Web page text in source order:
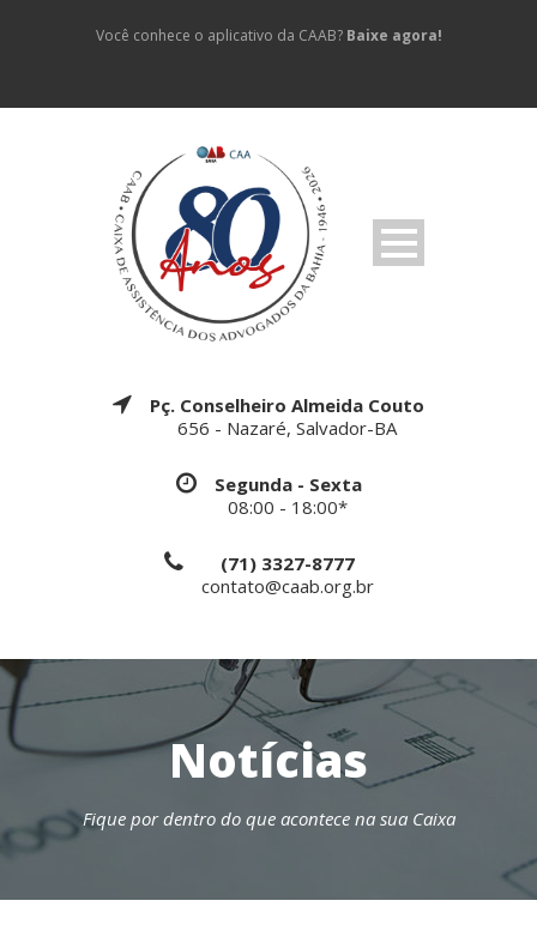
Você conhece o aplicativo da CAAB? Baixe agora!
Pç. Conselheiro Almeida Couto
656 - Nazaré, Salvador-BA
Segunda - Sexta
08:00 - 18:00*
(71) 3327-8777
contato@caab.org.br
Notícias
Fique por dentro do que acontece na sua Caixa